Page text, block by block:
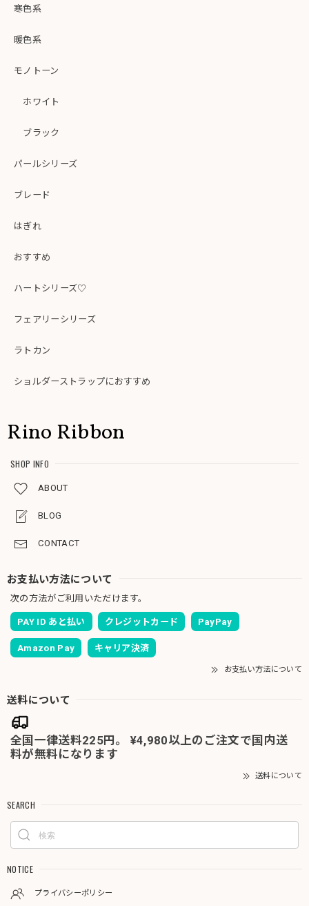
寒色系
暖色系
モノトーン
ホワイト
ブラック
パールシリーズ
ブレード
はぎれ
おすすめ
ハートシリーズ♡
フェアリーシリーズ
ラトカン
ショルダーストラップにおすすめ
Rino Ribbon
SHOP INFO
ABOUT
BLOG
CONTACT
お支払い方法について
次の方法がご利用いただけます。
PAY ID あと払い クレジットカード PayPay
Amazon Pay キャリア決済
お支払い方法について
送料について
全国一律送料225円。 ¥4,980以上のご注文で国内送
料が無料になります
送料について
SEARCH
NOTICE
プライバシーポリシー